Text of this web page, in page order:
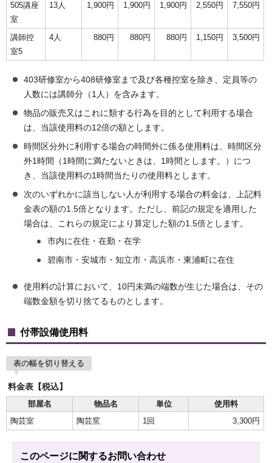
505講座
室
13人 1,900円 1,900円 1,900円 2,550円 7,550円
講師控
室5
4人 880円 880円 880円 1,150円 3,500円
403研修室から408研修室まで及び各種控室を除き、定員等の
人数には講師分（1人）を含みます。
物品の販売又はこれに類する行為を目的として利用する場合
は、当該使用料の12倍の額とします。
時間区分外に利用する場合の時間外に係る使用料は、時間区分
外1時間（1時間に満たないときは、1時間とします。）につ
き、当該使用料の1時間当たりの使用料とします。
次のいずれかに該当しない人が利用する場合の料金は、上記料
金表の額の1.5倍となります。ただし、前記の規定を適用した
場合は、これらの規定により算定した額の1.5倍とします。
市内に在住・在勤・在学
碧南市・安城市・知立市・高浜市・東浦町に在住
使用料の計算において、10円未満の端数が生じた場合は、その
端数金額を切り捨てるものとします。
付帯設備使用料
表の幅を切り替える
料金表【税込】
部屋名
物品名 単位
使用料
陶芸室
陶芸窯 1回 3,300円
このページに関するお問い合わせ